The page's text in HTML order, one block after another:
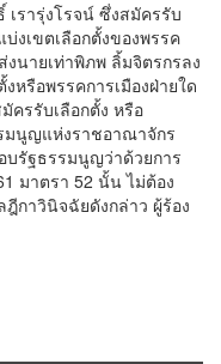
รารุ่งโรจน์ ซึ่งสมัครรับ
งเขตเลือกตั้งของพรรค
นายเท่าพิภพ ลิ้มจิตรกรลง
หรือพรรคการเมืองฝ่ายใด
ครรับเลือกตั้ง หรือ
มนูญแห่งราชอาณาจักร
รัฐธรรมนูญว่าด้วยการ
มาตรา 52 นั้น ไม่ต้อง
กาวินิจฉัยดังกล่าว ผู้ร้อง